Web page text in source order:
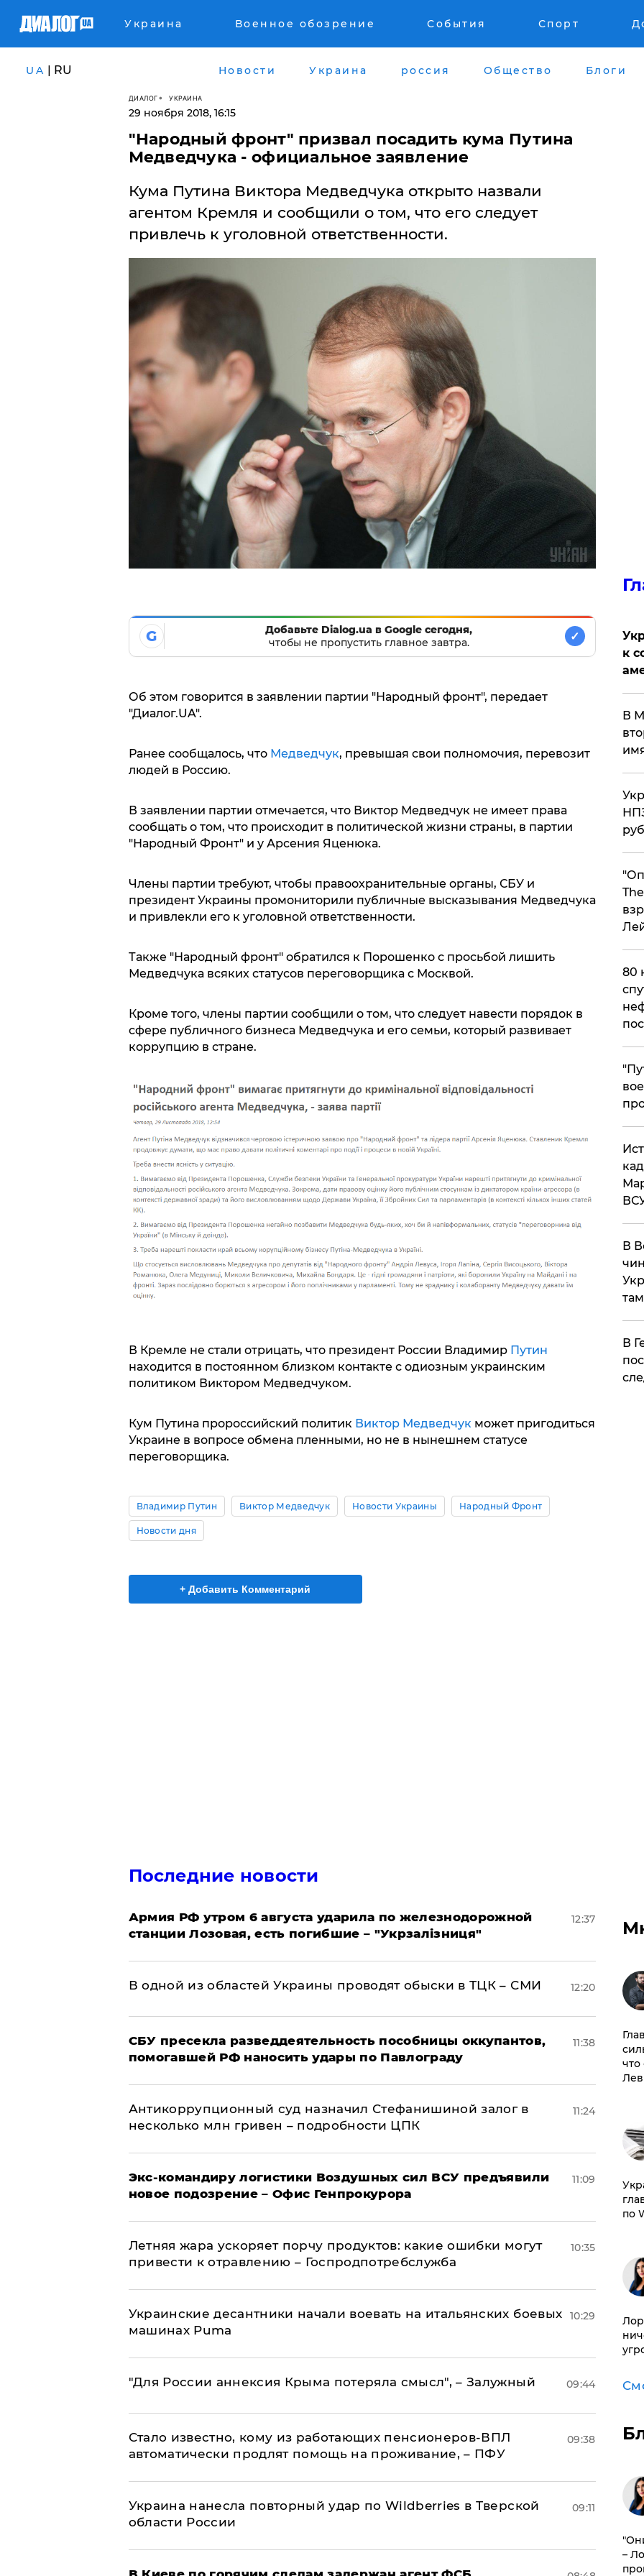
Украина Военное обозрение События Спорт
UA | RU Новости Украина россия Общество Блоги
ДИАЛОГ УКРАИНА
29 ноября 2018, 16:15
"Народный фронт" призвал посадить кума Путина
Медведчука - официальное заявление
Кума Путина Виктора Медведчука открыто назвали
агентом Кремля и сообщили о том, что его следует
привлечь к уголовной ответственности.
G
Добавьте Dialog.ua в Google сегодня,
чтобы не пропустить главное завтра.
✓
Об этом говорится в заявлении партии "Народный фронт", передает
"Диалог.UA".
Ранее сообщалось, что Медведчук, превышая свои полномочия, перевозит
людей в Россию.
В заявлении партии отмечается, что Виктор Медведчук не имеет права
сообщать о том, что происходит в политической жизни страны, в партии
"Народный Фронт" и у Арсения Яценюка.
Члены партии требуют, чтобы правоохранительные органы, СБУ и
президент Украины промониторили публичные высказывания Медведчука
и привлекли его к уголовной ответственности.
Также "Народный фронт" обратился к Порошенко с просьбой лишить
Медведчука всяких статусов переговорщика с Москвой.
Кроме того, члены партии сообщили о том, что следует навести порядок в
сфере публичного бизнеса Медведчука и его семьи, который развивает
коррупцию в стране.
В Кремле не стали отрицать, что президент России Владимир Путин
находится в постоянном близком контакте с одиозным украинским
политиком Виктором Медведчуком.
Кум Путина пророссийский политик Виктор Медведчук может пригодиться
Украине в вопросе обмена пленными, но не в нынешнем статусе
переговорщика.
Владимир Путин Виктор Медведчук Новости Украины Народный Фронт
Новости дня
+ Добавить Комментарий
Последние новости
Армия РФ утром 6 августа ударила по железнодорожной
станции Лозовая, есть погибшие – "Укрзалізниця"
12:37
В одной из областей Украины проводят обыски в ТЦК – СМИ 12:20
СБУ пресекла разведдеятельность пособницы оккупантов,
помогавшей РФ наносить удары по Павлограду
11:38
Антикоррупционный суд назначил Стефанишиной залог в
несколько млн гривен – подробности ЦПК
11:24
Экс-командиру логистики Воздушных сил ВСУ предъявили
новое подозрение – Офис Генпрокурора
11:09
Летняя жара ускоряет порчу продуктов: какие ошибки могут
привести к отравлению – Госпродпотребслужба
10:35
Украинские десантники начали воевать на итальянских боевых
машинах Puma
10:29
"Для России аннексия Крыма потеряла смысл", – Залужный 09:44
Стало известно, кому из работающих пенсионеров-ВПЛ
автоматически продлят помощь на проживание, – ПФУ
09:38
Украина нанесла повторный удар по Wildberries в Тверской
области России
09:11
к
В
80
В
​В
что
по
–